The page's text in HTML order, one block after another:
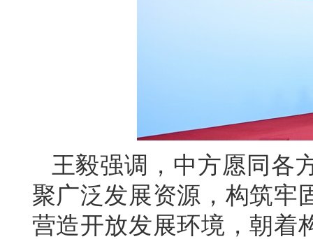
王毅强调，中方愿同各
聚广泛发展资源，构筑牢
营造开放发展环境，朝着